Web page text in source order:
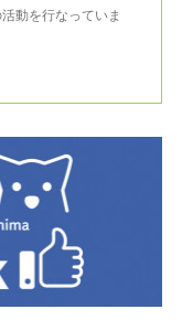
動を行なっていま